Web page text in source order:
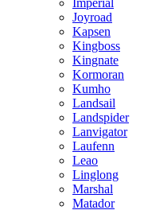
Imperial
Joyroad
Kapsen
Kingboss
Kingnate
Kormoran
Kumho
Landsail
Landspider
Lanvigator
Laufenn
Leao
Linglong
Marshal
Matador